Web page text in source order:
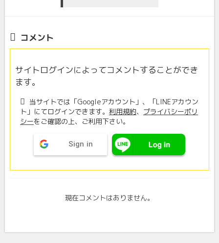
コメント
サイトログインによってコメントすることができ
ます。
当サイトでは「Googleアカウント」、「LINEアカウン
ト」にてログインできます。 利用規約、 プライバシーポリ
シーをご確認の上、ご利用下さい。
Sign in
現在コメントはありません。